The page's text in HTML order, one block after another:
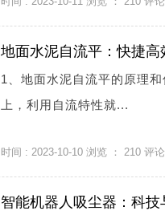
地面水泥自流平：快捷
1、地面水泥自流平的原理
上，利用自流特性就...
时间 : 2023-10-10 浏览 ： 210 评论
智能机器人吸尘器：科